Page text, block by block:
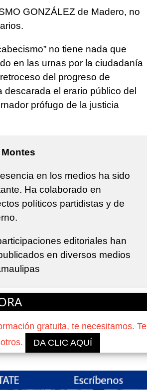
GONZÁLEZ de Madero, no
no tiene nada que
en las urnas por la ciudadanía
del progreso de
el erario público del
prófugo de la justicia
en los medios ha sido
Ha colaborado en
políticos partidistas y de
editoriales han
en diversos medios
gratuita, te necesitamos. Te
DA CLIC AQUÍ